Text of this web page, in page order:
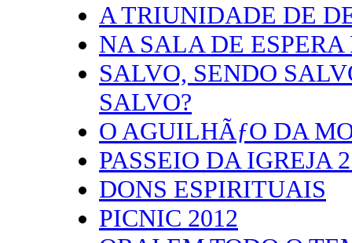
A TRIUNIDADE DE
NA SALA DE ESPERA
SALVO, SENDO
SALVO?
O AGUILHÃƒO DA
PASSEIO DA IGREJA
DONS ESPIRITUAIS
PICNIC 2012